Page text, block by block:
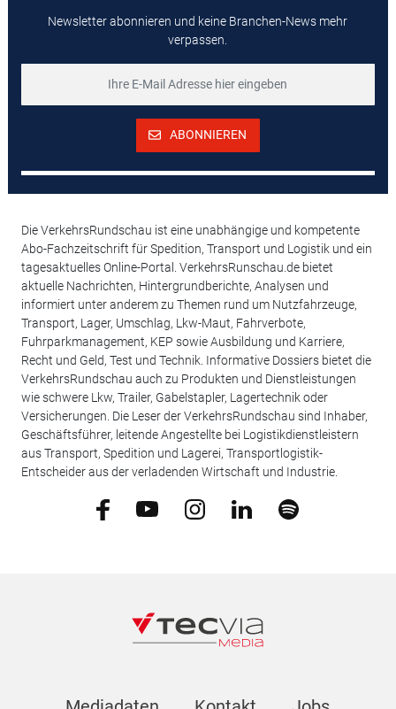
Newsletter abonnieren und keine Branchen-News mehr
verpassen.
ABONNIEREN
Die VerkehrsRundschau ist eine unabhängige und kompetente
Abo-Fachzeitschrift für Spedition, Transport und Logistik und ein
tagesaktuelles Online-Portal. VerkehrsRunschau.de bietet
aktuelle Nachrichten, Hintergrundberichte, Analysen und
informiert unter anderem zu Themen rund um Nutzfahrzeuge,
Transport, Lager, Umschlag, Lkw-Maut, Fahrverbote,
Fuhrparkmanagement, KEP sowie Ausbildung und Karriere,
Recht und Geld, Test und Technik. Informative Dossiers bietet die
VerkehrsRundschau auch zu Produkten und Dienstleistungen
wie schwere Lkw, Trailer, Gabelstapler, Lagertechnik oder
Versicherungen. Die Leser der VerkehrsRundschau sind Inhaber,
Geschäftsführer, leitende Angestellte bei Logistikdienstleistern
aus Transport, Spedition und Lagerei, Transportlogistik-
Entscheider aus der verladenden Wirtschaft und Industrie.